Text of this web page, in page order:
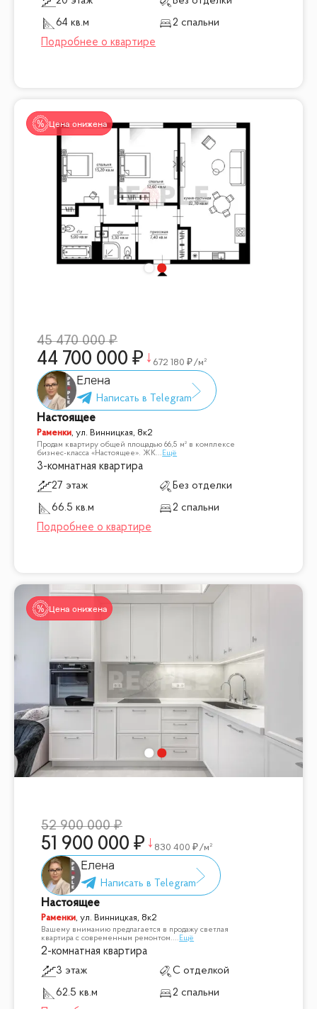
64 кв.м
2 спальни
Цена снижена
45 470 000
44 700 000 672 180 /м²
Елена
Настоящее
Раменки,ул. Винницкая, 8к2
Продам квартиру общей площадью 66,5 м² в комплексе
бизнес-класса «Настоящее». ЖК... Ещё
3-комнатная квартира
27 этаж
Без отделки
66.5 кв.м
2 спальни
Цена снижена
52 900 000
51 900 000 830 400 /м²
Елена
Настоящее
Раменки,ул. Винницкая, 8к2
Вашему вниманию предлагается в продажу светлая
квартира с современным ремонтом.... Ещё
2-комнатная квартира
3 этаж
С отделкой
62.5 кв.м
2 спальни